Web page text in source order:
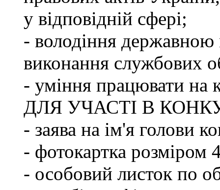
у відповідній сфері;
- володіння державною
виконання службових
- уміння працювати на
ДЛЯ УЧАСТІ В
- заява на ім'я голови
- фотокартка розміром
- особовий листок по